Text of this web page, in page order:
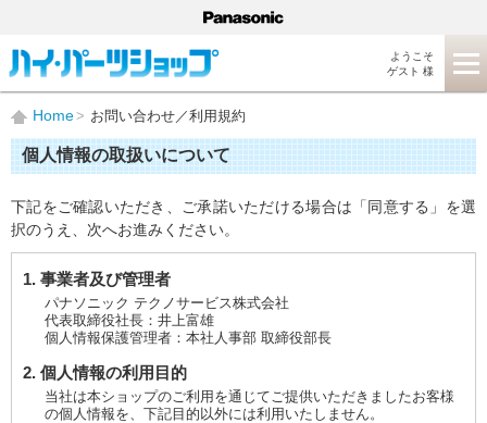
ようこそ
ゲスト 様
Home お問い合わせ／利用規約
個人情報の取扱いについて
下記をご確認いただき、ご承諾いただける場合は「同意する」を選
択のうえ、次へお進みください。
1. 事業者及び管理者
パナソニック テクノサービス株式会社
代表取締役社長：井上富雄
個人情報保護管理者：本社人事部 取締役部長
2. 個人情報の利用目的
当社は本ショップのご利用を通じてご提供いただきましたお客様
の個人情報を、下記目的以外には利用いたしません。